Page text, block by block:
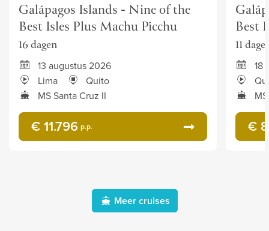
Galápagos Islands - Nine of the
Best Isles Plus Machu Picchu
16 dagen
13 augustus 2026
Lima
Quito
MS Santa Cruz II
€ 11.796 p.p.
Best
11
18
€
Meer cruises